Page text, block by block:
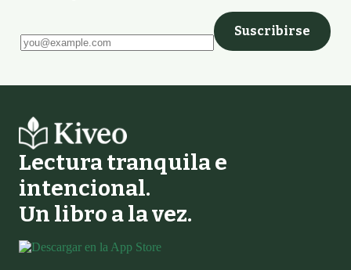
Suscribirse
Lectura tranquila e
intencional.
Un libro a la vez.